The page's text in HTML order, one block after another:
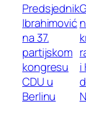
Predsjednik
Ibrahimović
na 37.
partijskom
kongresu
CDU u
Berlinu
i